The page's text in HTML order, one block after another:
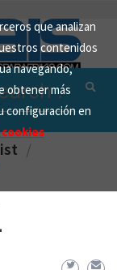
que analizan
contenidos
navegando,
obtener más
configuración en